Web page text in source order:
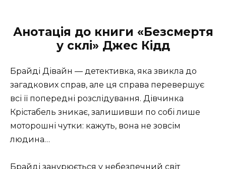
Анотація до книги «Безсмертя
у склі» Джес Кідд
Брайді Дівайн — детективка, яка звикла до
загадкових справ, але ця справа перевершує
всі її попередні розслідування. Дівчинка
Крістабель зникає, залишивши по собі лише
моторошні чутки: кажуть, вона не зовсім
людина…
Брайді занурюється у небезпечний світ